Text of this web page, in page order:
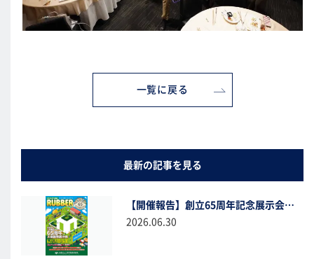
一覧に戻る
最新の記事を見る
【開催報告】創立65周年記念展示会へのご来場、誠にありがとうございました！
2026.06.30